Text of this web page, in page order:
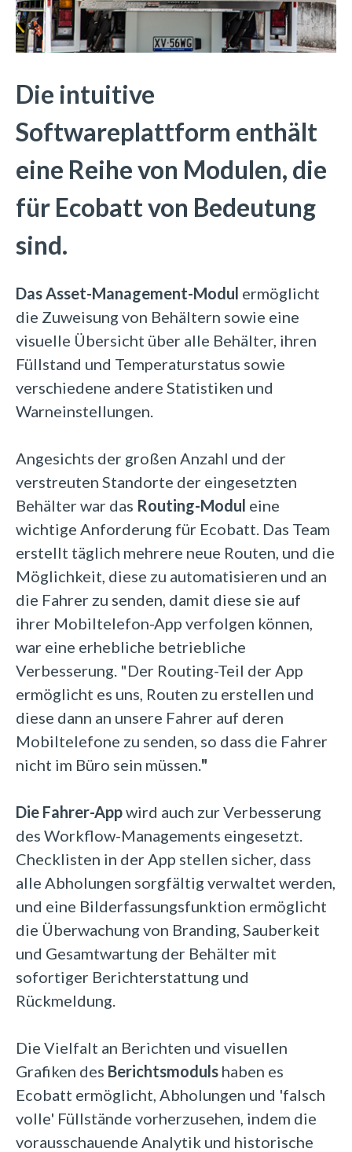
Die intuitive
Softwareplattform enthält
eine Reihe von Modulen, die
für Ecobatt von Bedeutung
sind.
Das Asset-Management-Modul ermöglicht
die Zuweisung von Behältern sowie eine
visuelle Übersicht über alle Behälter, ihren
Füllstand und Temperaturstatus sowie
verschiedene andere Statistiken und
Warneinstellungen.
Angesichts der großen Anzahl und der
verstreuten Standorte der eingesetzten
Behälter war das Routing-Modul eine
wichtige Anforderung für Ecobatt. Das Team
erstellt täglich mehrere neue Routen, und die
Möglichkeit, diese zu automatisieren und an
die Fahrer zu senden, damit diese sie auf
ihrer Mobiltelefon-App verfolgen können,
war eine erhebliche betriebliche
Verbesserung. "Der Routing-Teil der App
ermöglicht es uns, Routen zu erstellen und
diese dann an unsere Fahrer auf deren
Mobiltelefone zu senden, so dass die Fahrer
nicht im Büro sein müssen."
Die Fahrer-Appwird auch zur Verbesserung
des Workflow-Managements eingesetzt.
Checklisten in der App stellen sicher, dass
alle Abholungen sorgfältig verwaltet werden,
und eine Bilderfassungsfunktion ermöglicht
die Überwachung von Branding, Sauberkeit
und Gesamtwartung der Behälter mit
sofortiger Berichterstattung und
Rückmeldung.
Die Vielfalt an Berichten und visuellen
Grafiken des Berichtsmoduls haben es
Ecobatt ermöglicht, Abholungen und 'falsch
volle' Füllstände vorherzusehen, indem die
vorausschauende Analytik und historische